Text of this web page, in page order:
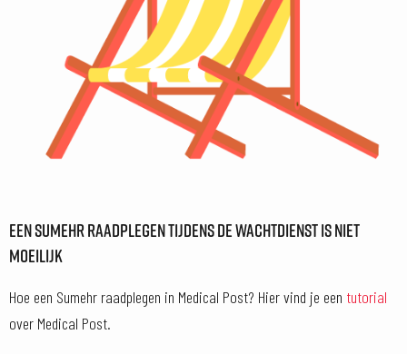
EEN SUMEHR RAADPLEGEN TIJDENS DE WACHTDIENST IS NIET
MOEILIJK
Hoe een Sumehr raadplegen in Medical Post? Hier vind je een tutorial
over Medical Post.